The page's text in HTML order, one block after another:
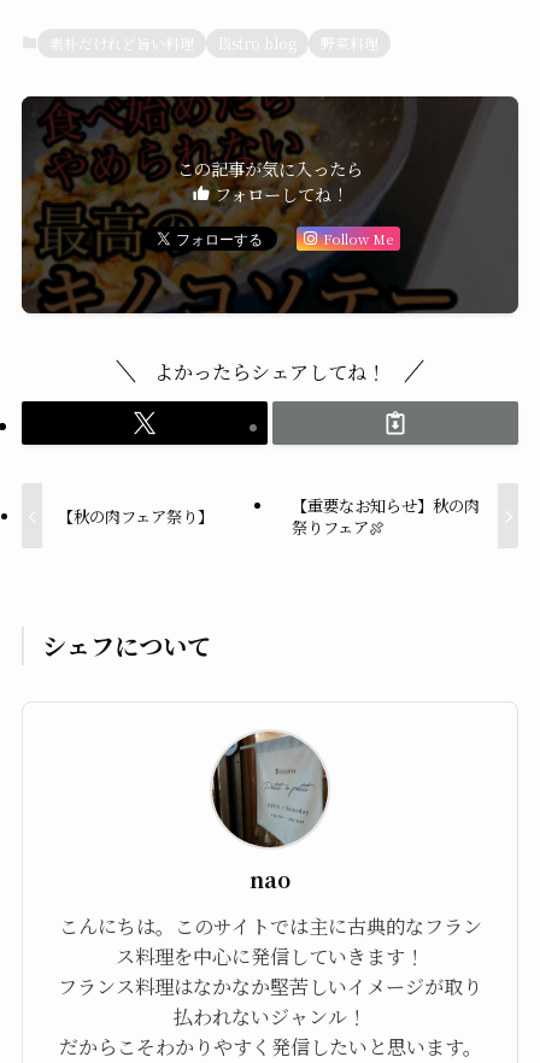
素朴だけれど旨い料理 Bistro blog 野菜料理
この記事が気に入ったら
フォローしてね！
Follow Me
よかったらシェアしてね！
【秋の肉フェア祭り】
【重要なお知らせ】秋の肉
祭りフェア🍖
シェフについて
nao
こんにちは。このサイトでは主に古典的なフラン
ス料理を中心に発信していきます！
フランス料理はなかなか堅苦しいイメージが取り
払われないジャンル！
だからこそわかりやすく発信したいと思います。